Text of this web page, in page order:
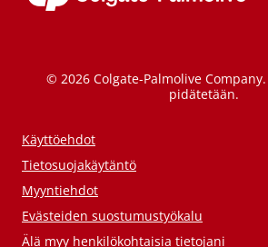
© 2026 Colgate-Palmolive
pidätetään.
Käyttöehdot
Tietosuojakäytäntö
Myyntiehdot
Evästeiden suostumustyökalu
Älä myy henkilökohtaisia tietojani